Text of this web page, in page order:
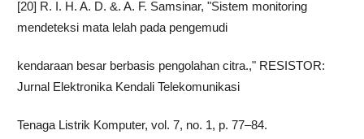
[20] R. I. H. A. D. &. A. F. Samsinar, "Sistem monitoring
mendeteksi mata lelah pada pengemudi
kendaraan besar berbasis pengolahan citra.," RESISTOR:
Jurnal Elektronika Kendali Telekomunikasi
Tenaga Listrik Komputer, vol. 7, no. 1, p. 77–84.